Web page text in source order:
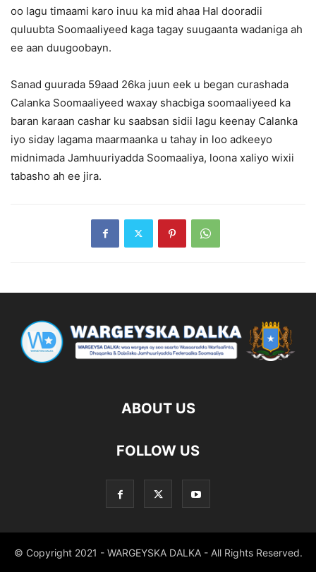
oo lagu timaami karo inuu ka mid ahaa Hal dooradii
quluubta Soomaaliyeed kaga tagay suugaanta wadaniga ah
ee aan duugoobayn.
Sanad guurada 59aad 26ka juun eek u began curashada
Calanka Soomaaliyeed waxay shacbiga soomaaliyeed ka
baran karaan cashar ku saabsan sidii lagu keenay Calanka
iyo siday lagama maarmaanka u tahay in loo adkeeyo
midnimada Jamhuuriyadda Soomaaliya, loona xaliyo wixii
tabasho ah ee jira.
ABOUT US
FOLLOW US
© Copyright 2021 - WARGEYSKA DALKA - All Rights Reserved.